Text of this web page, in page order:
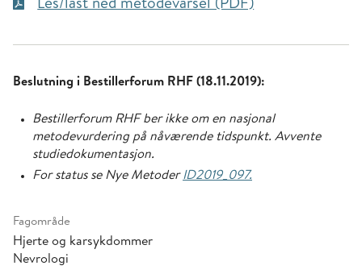
Les/last ned metodevarsel (PDF)
Beslutning i Bestillerforum RHF (18.11.2019):
Bestillerforum RHF ber ikke om en nasjonal
metodevurdering på nåværende tidspunkt. Avvente
studiedokumentasjon.
For status se Nye MetoderID2019_097.
Fagområde
Hjerte og karsykdommer
Nevrologi